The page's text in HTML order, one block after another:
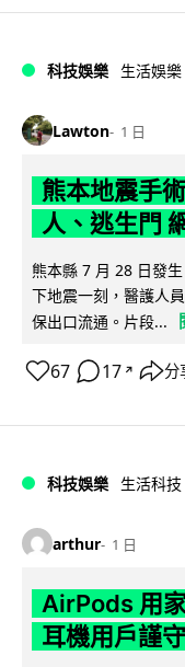
科技娛樂 生活娛樂
Lawton 1 日
熊本地震手
人、逃生門
熊本縣 7 月 28 日發
下地震一刻，醫護人
保出口流通。片段...
67 17 ↗ 分
科技娛樂 生活科技
arthur 1 日
AirPods 用
耳機用戶謹